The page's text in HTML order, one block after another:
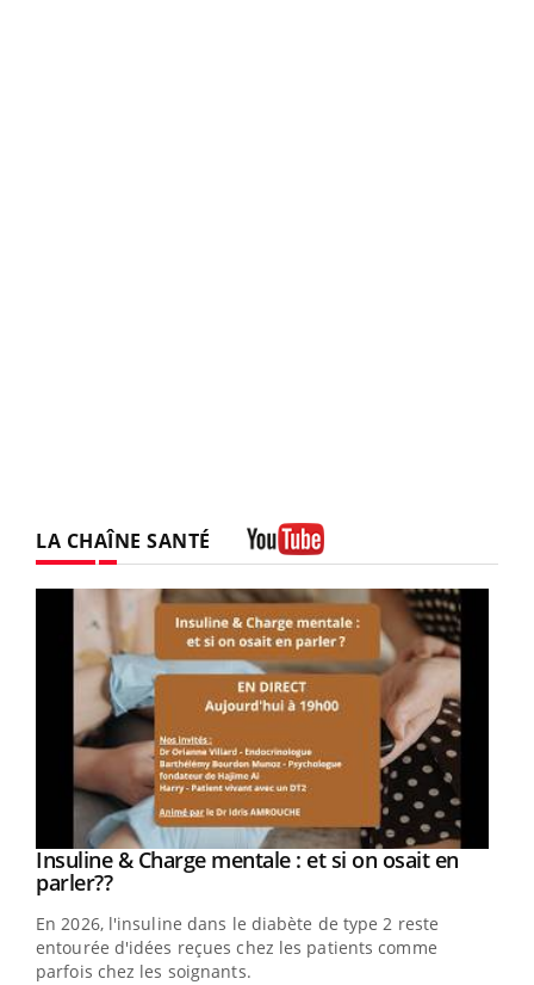
LA CHAÎNE SANTÉ
Youtube
Insuline & Charge mentale : et si on osait en
parler??Youtube
En 2026, l'insuline dans le diabète de type 2 reste
entourée d'idées reçues chez les patients comme
parfois chez les soignants.